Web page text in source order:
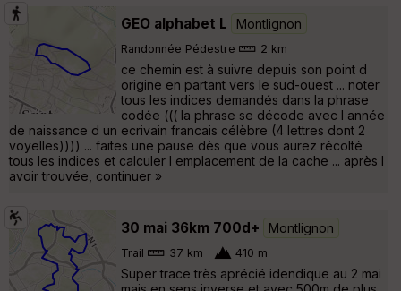
GEO alphabet L Montlignon
Randonnée Pédestre 2 km
ce chemin est à suivre depuis son point d
origine en partant vers le sud-ouest ... noter
tous les indices demandés dans la phrase
codée ((( la phrase se décode avec l année
de naissance d un ecrivain francais célèbre (4 lettres dont 2
voyelles)))) ... faites une pause dès que vous aurez récolté
tous les indices et calculer l emplacement de la cache ... après l
avoir trouvée, continuer »
30 mai 36km 700d+ Montlignon
Trail 37 km 410 m
Super trace très aprécié idendique au 2 mai